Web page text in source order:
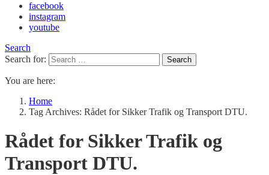
facebook
instagram
youtube
Search
Search for:
Search
You are here:
Home
Tag Archives: Rådet for Sikker Trafik og Transport DTU.
Rådet for Sikker Trafik og
Transport DTU.